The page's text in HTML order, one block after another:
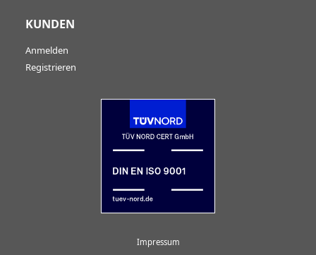
KUNDEN
Anmelden
Registrieren
Impressum